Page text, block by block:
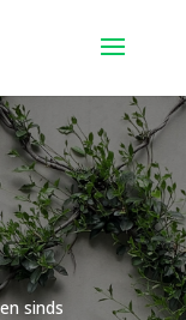
sinds